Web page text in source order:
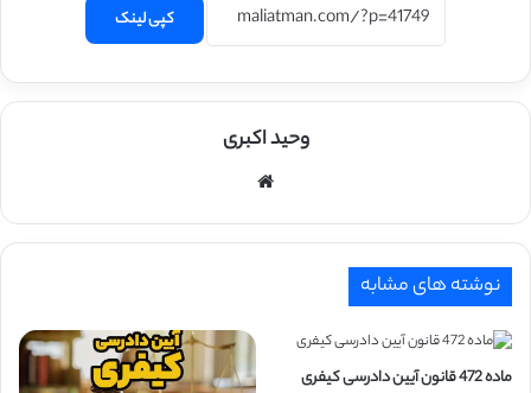
کپی لینک
وحید اکبری
نوشته های مشابه
ماده 472 قانون آیین دادرسی کیفری